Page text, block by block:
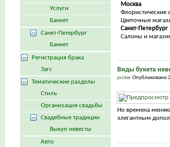
Москва
Флористические
Цветочные
Санкт-Петербург
Салоны и
Виды букета
jockerОпубликовано
Но времена
элегантным
Услуги
Банкет
Санкт-Петербург
Банкет
Регистрация брака
Загс
Тематические разделы
Стиль
Организация свадьбы
Свадебные традиции
Выкуп невесты
Авто